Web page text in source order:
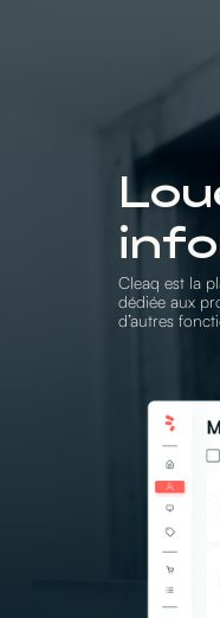
Cleaq est la
dédiée aux
d’autres